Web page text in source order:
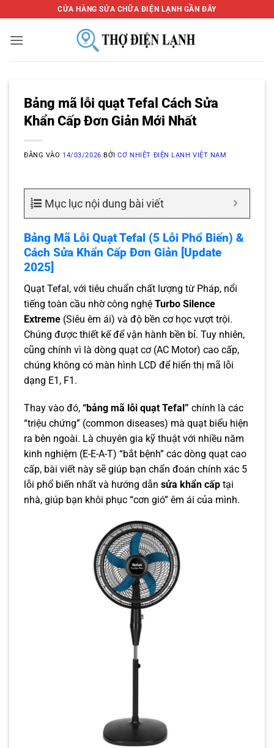
qua
nội
CỬA HÀNG SỬA CHỮA ĐIỆN LẠNH GẦN ĐÂY
Bảng mã lỗi quạt Tefal Cách Sửa
Khẩn Cấp Đơn Giản Mới Nhất
ĐĂNG VÀO 14/03/2026 BỞICƠ NHIỆT ĐIỆN LẠNH VIỆT NAM
Mục lục nội dung bài viết
Bảng Mã Lỗi Quạt Tefal (5 Lỗi Phổ Biến) &
Cách Sửa Khẩn Cấp Đơn Giản [Update
2025]
Quạt Tefal, với tiêu chuẩn chất lượng từ Pháp, nổi
tiếng toàn cầu nhờ công nghệ Turbo Silence
Extreme (Siêu êm ái) và độ bền cơ học vượt trội.
Chúng được thiết kế để vận hành bền bỉ. Tuy nhiên,
cũng chính vì là dòng quạt cơ (AC Motor) cao cấp,
chúng không có màn hình LCD để hiển thị mã lỗi
dạng E1, F1.
Thay vào đó, “bảng mã lỗi quạt Tefal” chính là các
“triệu chứng” (common diseases) mà quạt biểu hiện
ra bên ngoài. Là chuyên gia kỹ thuật với nhiều năm
kinh nghiệm (E-E-A-T) “bắt bệnh” các dòng quạt cao
cấp, bài viết này sẽ giúp bạn chẩn đoán chính xác 5
lỗi phổ biến nhất và hướng dẫn sửa khẩn cấp tại
nhà, giúp bạn khôi phục “cơn gió” êm ái của mình.